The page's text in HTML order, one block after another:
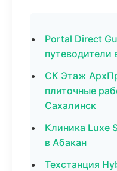
Portal Direct
СК Этаж
плиточные
Сахалинск
Клиника Luxe
в Абакан
Техстанция